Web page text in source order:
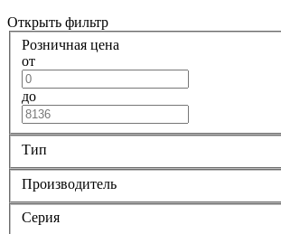
Открыть фильтр
Розничная цена
от
до
Тип
Производитель
Серия